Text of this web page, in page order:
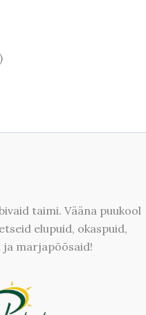
taimi. Vääna puukool
elupuid, okaspuid,
marjapõõsaid!